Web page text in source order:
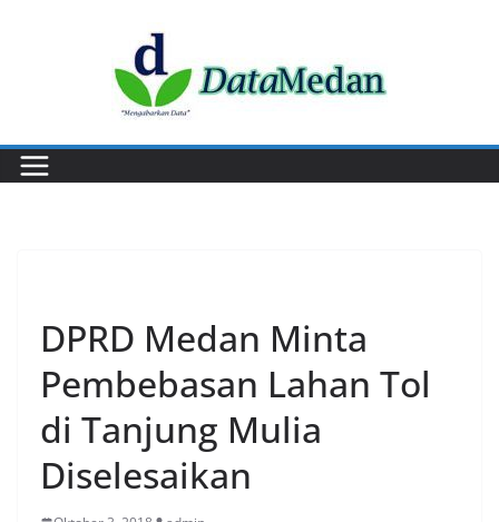
DPRD Medan Minta
Pembebasan Lahan Tol
di Tanjung Mulia
Diselesaikan